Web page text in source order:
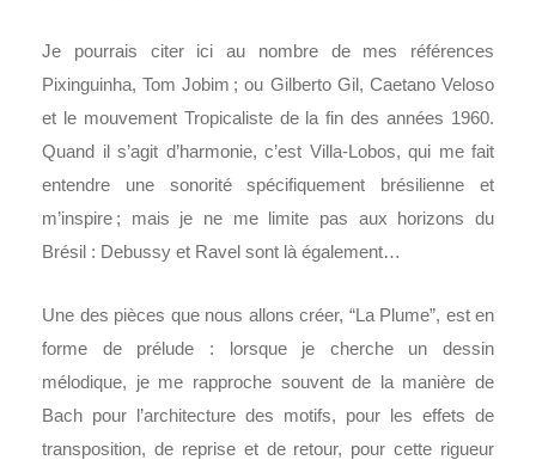
Je pourrais citer ici au nombre de mes références
Pixinguinha, Tom Jobim ; ou Gilberto Gil, Caetano Veloso
et le mouvement Tropicaliste de la fin des années 1960.
Quand il s’agit d’harmonie, c’est Villa-Lobos, qui me fait
entendre une sonorité spécifiquement brésilienne et
m’inspire ; mais je ne me limite pas aux horizons du
Brésil : Debussy et Ravel sont là également…
Une des pièces que nous allons créer, “La Plume”, est en
forme de prélude : lorsque je cherche un dessin
mélodique, je me rapproche souvent de la manière de
Bach pour l’architecture des motifs, pour les effets de
transposition, de reprise et de retour, pour cette rigueur